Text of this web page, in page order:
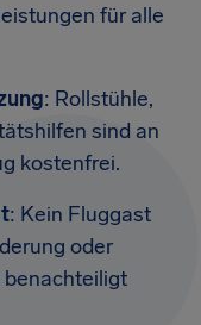
für alle
: Rollstühle,
sind an
kostenfrei.
: Kein Fluggast
oder